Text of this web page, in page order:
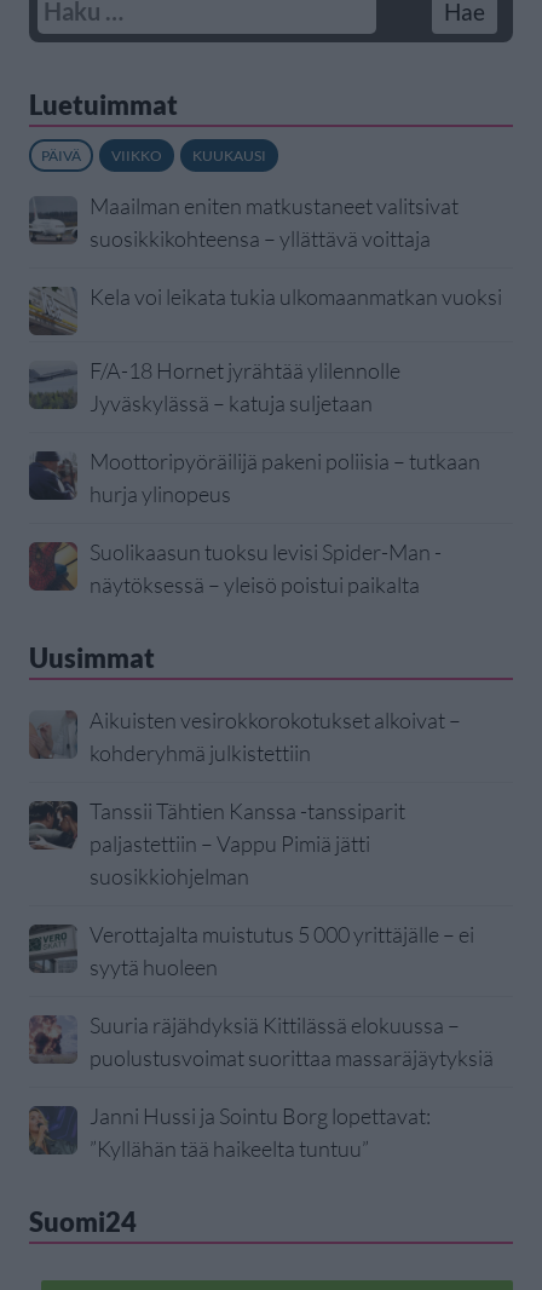
Luetuimmat
PÄIVÄ VIIKKO KUUKAUSI
Maailman eniten matkustaneet valitsivat
suosikkikohteensa – yllättävä voittaja
Kela voi leikata tukia ulkomaanmatkan vuoksi
F/A-18 Hornet jyrähtää ylilennolle
Jyväskylässä – katuja suljetaan
Moottoripyöräilijä pakeni poliisia – tutkaan
hurja ylinopeus
Suolikaasun tuoksu levisi Spider-Man -
näytöksessä – yleisö poistui paikalta
Uusimmat
Aikuisten vesirokkorokotukset alkoivat –
kohderyhmä julkistettiin
Tanssii Tähtien Kanssa -tanssiparit
paljastettiin – Vappu Pimiä jätti
suosikkiohjelman
Verottajalta muistutus 5 000 yrittäjälle – ei
syytä huoleen
Suuria räjähdyksiä Kittilässä elokuussa –
puolustusvoimat suorittaa massaräjäytyksiä
Janni Hussi ja Sointu Borg lopettavat:
”Kyllähän tää haikeelta tuntuu”
Suomi24